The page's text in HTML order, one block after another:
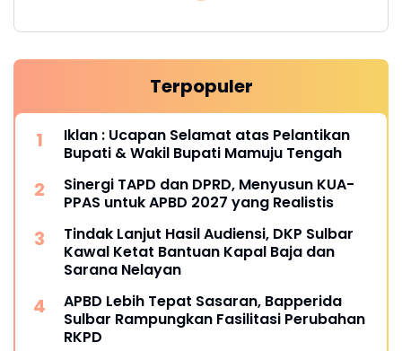
Terpopuler
Iklan : Ucapan Selamat atas Pelantikan
Bupati & Wakil Bupati Mamuju Tengah
Sinergi TAPD dan DPRD, Menyusun KUA-
PPAS untuk APBD 2027 yang Realistis
Tindak Lanjut Hasil Audiensi, DKP Sulbar
Kawal Ketat Bantuan Kapal Baja dan
Sarana Nelayan
APBD Lebih Tepat Sasaran, Bapperida
Sulbar Rampungkan Fasilitasi Perubahan
RKPD